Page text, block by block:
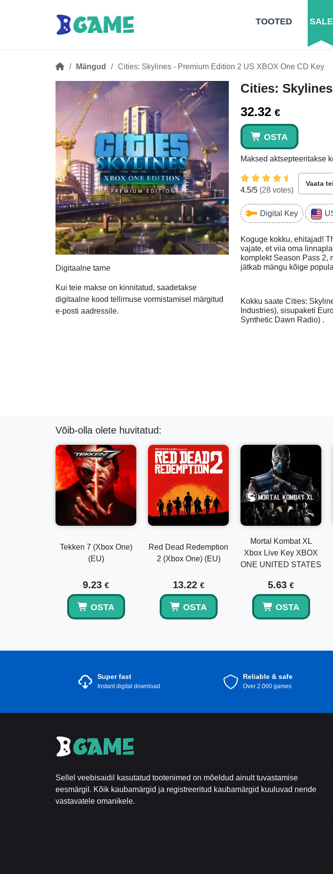
TOOTED SALE
Mängud Cities: Skylines - Premium Edition 2 US XBOX One CD Key
Digitaalne tarne
Kui teie makse on kinnitatud, saadetakse
digitaalne kood tellimuse vormistamisel märgitud
e-posti aadressile.
Cities:
32.32 €
OSTA
Maksed aktsepteeritakse
4.5/5 (28 votes)
Vaata
Digital Key
Koguge kokku, ehitajad!
vajate, et viia oma
komplekt Season Pass 2,
jätkab mängu kõige
Kokku saate Cities:
Industries), sisupaketi
Synthetic Dawn Radio) .
Võib-olla olete huvitatud:
Tekken 7 (Xbox One)
(EU)
9.23 €
OSTA
Red Dead Redemption
2 (Xbox One) (EU)
13.22 €
OSTA
Mortal Kombat XL
Xbox Live Key XBOX
ONE UNITED STATES
5.63 €
OSTA
Super fast
Instant digital download
Reliable & safe
Over 2.000 games
Sellel veebisaidil kasutatud tootenimed on mõeldud ainult tuvastamise
eesmärgil. Kõik kaubamärgid ja registreeritud kaubamärgid kuuluvad nende
vastavatele omanikele.